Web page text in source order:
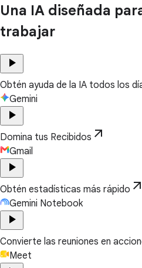
Una IA diseñada
trabajar
play_arrow
Obtén ayuda de la IA todos los
Gemini
play_arrow
Domina tus Recibidos arrow_outward
Gmail
play_arrow
Obtén estadísticas más rápido arrow_outward
Gemini Notebook
play_arrow
Convierte las reuniones en
Meet